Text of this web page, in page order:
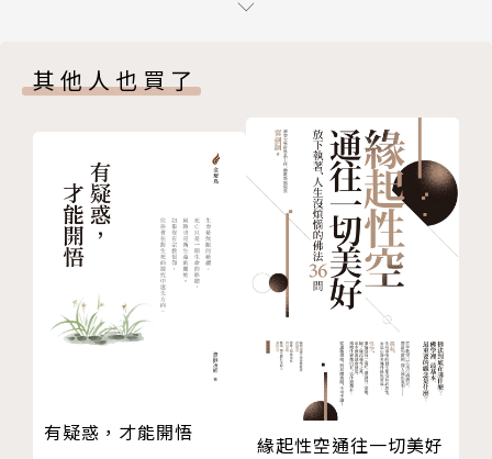
的，能化繁為簡，因為佛法修行的重點不在別處，而是
在我們的心。只是由於眾生的根機千差萬別，佛陀才會
應病與藥，開示種種法門，演說諸般經教。但他所做的
這一切，不是為了建立一套龐大的哲學體系，而是從不
同的契入點，引導我們將目光轉向內心，轉向這個和我
們生死相隨但又始終面目模糊的心，進而看見心的本
濟群法師講《壇經》，根據內容增加了重點標題，有系
統的分析與講解，讓讀者可以更清楚其中講述了哪些問
題；既讓我們的知見更清楚扎實，也可幫助我們，活出
智慧與精采的人生。
2．神秀作偈
三、接引惠明
四、剃度出山
【般若品第二】
一、釋摩訶般若──開顯覺悟本體的特徵
二、釋波羅蜜──此岸與彼岸
三、頓悟法門的攝機
四、即心是佛，自悟自救
六、無相頌
其他人也買了
有疑惑，才能開悟
緣起性空通往一切美好